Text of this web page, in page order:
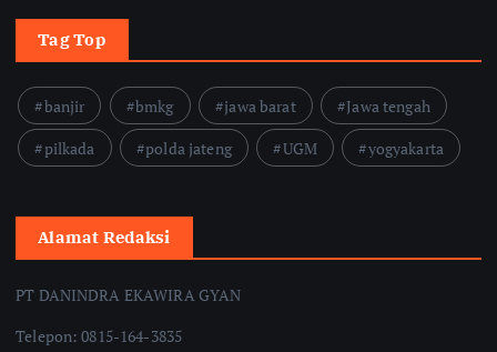
Tag Top
banjir bmkg jawa barat
Jawa tengah
pilkada
polda jateng UGM yogyakarta
Alamat Redaksi
PT DANINDRA EKAWIRA GYAN
Telepon: 0815-164-3835